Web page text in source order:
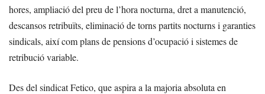
hores, ampliació del preu de l’hora nocturna, dret a manutenció,
descansos retribuïts, eliminació de torns partits nocturns i garanties
sindicals, així com plans de pensions d’ocupació i sistemes de
retribució variable.
Des del sindicat Fetico, que aspira a la majoria absoluta en